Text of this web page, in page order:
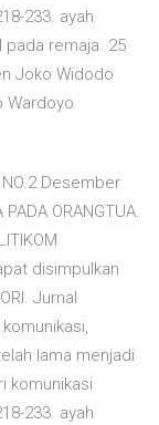
233. ayah
pada remaja. 25
Joko Widodo
Wardoyo
Desember
ORANGTUA.
disimpulkan
Jurnal
lama menjadi
komunikasi
233. ayah